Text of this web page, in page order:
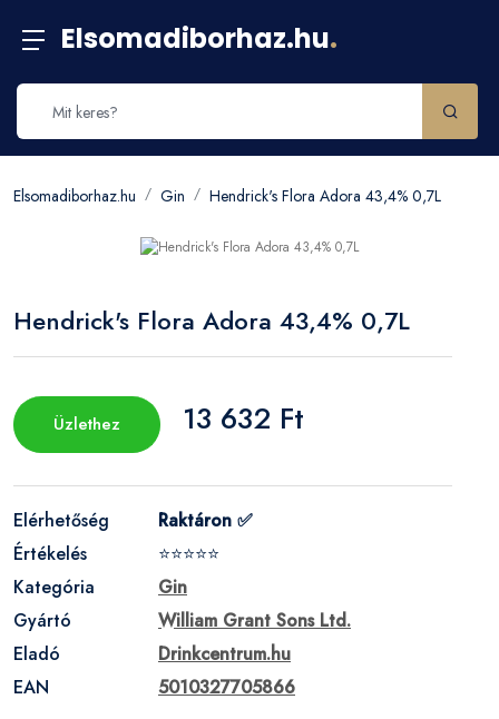
Elsomadiborhaz.hu.
Elsomadiborhaz.hu Gin Hendrick's Flora Adora 43,4% 0,7L
Hendrick's Flora Adora 43,4% 0,7L
Üzlethez 13 632 Ft
Elérhetőség
Raktáron ✅
Értékelés
⭐⭐⭐⭐⭐
Kategória
Gin
Gyártó
William Grant Sons Ltd.
Eladó
Drinkcentrum.hu
EAN
5010327705866